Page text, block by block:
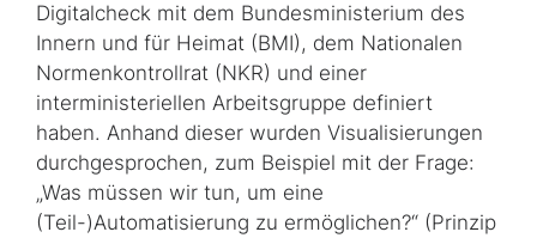
Digitalcheck mit dem Bundesministerium des
Innern und für Heimat (BMI), dem Nationalen
Normenkontrollrat (NKR) und einer
interministeriellen Arbeitsgruppe definiert
haben. Anhand dieser wurden Visualisierungen
durchgesprochen, zum Beispiel mit der Frage:
„Was müssen wir tun, um eine
(Teil-)Automatisierung zu ermöglichen?“ (Prinzip